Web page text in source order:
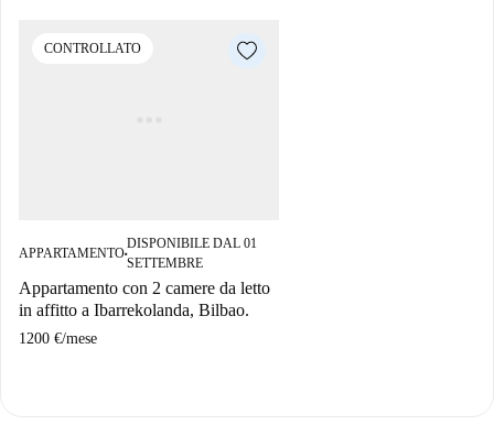
CONTROLLATO
APPARTAMENTO■
DISPONIBILE DAL 01
SETTEMBRE
Appartamento con 2 camere da letto
in affitto a Ibarrekolanda, Bilbao.
1200 €/mese